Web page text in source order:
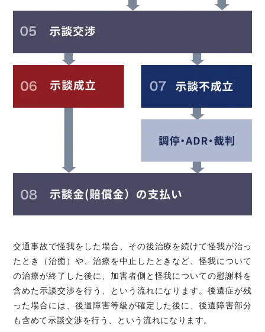
交通事故で怪我をした場合、その後治療を続けて怪我が治っ
たとき（治癒）や、治療を中止したときなど、怪我について
の治療が終了した後に、加害者側と怪我についての慰謝料を
含めた示談交渉を行う、という流れになります。後遺症が残
った場合には、後遺障害等級が確定した後に、後遺障害部分
も含めて示談交渉を行う、という流れになります。